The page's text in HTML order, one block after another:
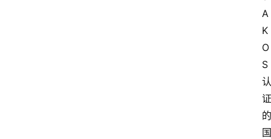
A
K
O
S
认
证
的
国